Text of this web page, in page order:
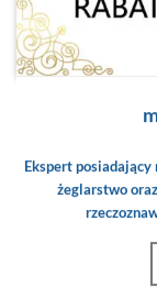
Ekspert
żeglarstwo